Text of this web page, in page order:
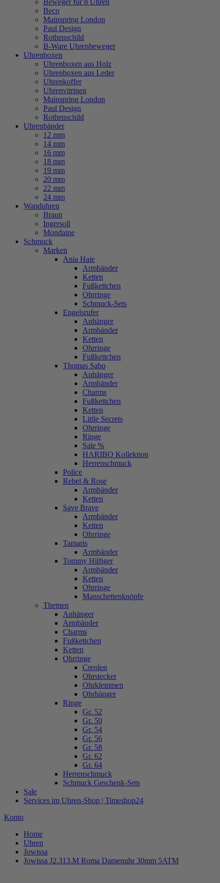
Beweger für 8 Uhren
Beco
Mainspring London
Paul Design
Rothenschild
B-Ware Uhrenbeweger
Uhrenboxen
Uhrenboxen aus Holz
Uhrenboxen aus Leder
Uhrenkoffer
Uhrenvitrinen
Mainspring London
Paul Design
Rothenschild
Uhrenbänder
12 mm
14 mm
16 mm
18 mm
19 mm
20 mm
22 mm
24 mm
Wanduhren
Braun
Ingersoll
Mondaine
Schmuck
Marken
Ania Haie
Armbänder
Ketten
Fußkettchen
Ohrringe
Schmuck-Sets
Engelsrufer
Anhänger
Armbänder
Ketten
Ohrringe
Fußkettchen
Thomas Sabo
Anhänger
Armbänder
Charms
Fußkettchen
Ketten
Little Secrets
Ohrringe
Ringe
Sale %
HARIBO Kollektion
Herrenschmuck
Police
Rebel & Rose
Armbänder
Ketten
Save Brave
Armbänder
Ketten
Ohrringe
Tamaris
Armbänder
Tommy Hilfiger
Armbänder
Ketten
Ohrringe
Manschettenknöpfe
Themen
Anhänger
Armbänder
Charms
Fußkettchen
Ketten
Ohrringe
Creolen
Ohrstecker
Ohrklemmen
Ohrhänger
Ringe
Gr. 52
Gr. 50
Gr. 54
Gr. 56
Gr. 58
Gr. 62
Gr. 64
Herrenschmuck
Schmuck Geschenk-Sets
Sale
Services im Uhren-Shop | Timeshop24
Konto
Home
Uhren
Jowissa
Jowissa J2.313.M Roma Damenuhr 30mm 5ATM